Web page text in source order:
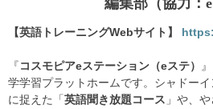
【英語トレーニングWebサイト】
『 コスモピアeステーション（eステ）
学学習プラットホームです。シャドー
に捉えた「英語聞き放題コース 」や、